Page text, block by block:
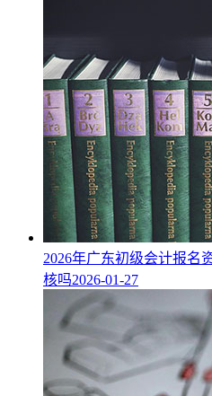
2026年广东初级会计报名
核吗2026-01-27